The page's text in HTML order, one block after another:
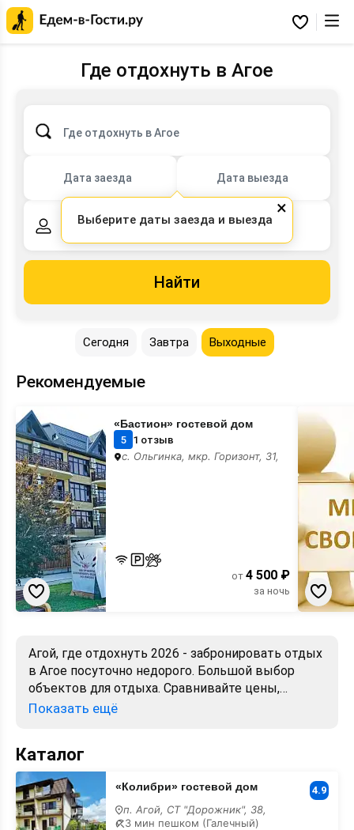
Избранное
Где отдохнуть в Агое
Где отдохнуть в Агое
Дата заезда Дата выезда
2 взрослых, 0 детей
Найти
Сегодня Завтра Выходные
Рекомендуемые
«Бастион»
гостевой
дом
«Бастион» гостевой дом
5 1 отзыв
с. Ольгинка, мкр. Горизонт, 31,
от 4 500 ₽
за ночь
для
вашего
баннера
Агой, где отдохнуть 2026 - забронировать отдых
в Агое посуточно недорого. Большой выбор
объектов для отдыха. Сравнивайте цены,
читайте отзывы, смотрите фото, карту. Отдых
Показать ещё
Каталог
«Колибри»
гостевой
дом
«Колибри» гостевой дом 4.9
п. Агой, СТ "Дорожник", 38,
3 мин пешком (Галечный)
×
Выберите даты заезда и выезда